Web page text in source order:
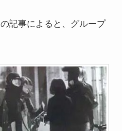
の記事によると、グループ